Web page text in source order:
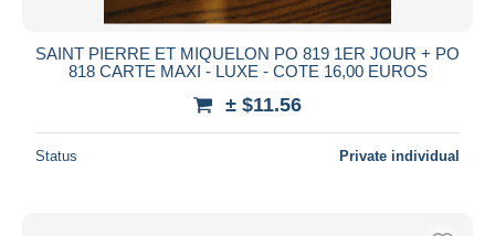
SAINT PIERRE ET MIQUELON PO 819 1ER JOUR + PO
818 CARTE MAXI - LUXE - COTE 16,00 EUROS
± $11.56
Status Private individual